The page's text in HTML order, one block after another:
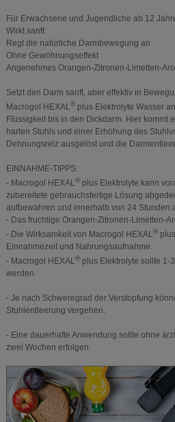
Für Erwachsene und Jugendliche ab 12
Wirkt sanft
Regt die natürliche Darmbewegung an
Ohne Gewöhnungseffekt
Angenehmes Orangen-Zitronen-Limetten-
Setzt den Darm sanft, aber effektiv in
Macrogol HEXAL®plus Elektrolyte Wasser
Flüssigkeit bis in den Dickdarm. Hier kommt
harten Stuhls und einer Erhöhung des
Dehnungsreiz ausgelöst und die
EINNAHME-TIPPS:
- Macrogol HEXAL®plus Elektrolyte kann
zubereitete gebrauchsfertige Lösung
aufbewahren und innerhalb von 24 Stunden
- Das fruchtige Orangen-Zitronen-Limetten-
- Die Wirksamkeit von Macrogol HEXAL®
Einnahmezeit und Nahrungsaufnahme.
- Macrogol HEXAL®plus Elektrolyte sollte 1-
werden.
- Je nach Schweregrad der Verstopfung
Stuhlentleerung vergehen.
- Eine dauerhafte Anwendung sollte ohne
zwei Wochen erfolgen.